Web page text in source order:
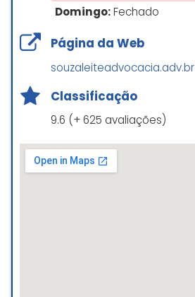
Domingo:Fechado
Página da Web
souzaleiteadvocacia.adv.br
Classificação
9.6 (+ 625 avaliações)